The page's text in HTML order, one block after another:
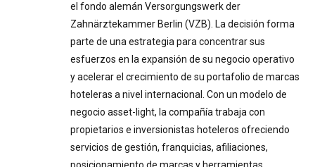
el fondo alemán Versorgungswerk der
Zahnärztekammer Berlin (VZB). La decisión forma
parte de una estrategia para concentrar sus
esfuerzos en la expansión de su negocio operativo
y acelerar el crecimiento de su portafolio de marcas
hoteleras a nivel internacional. Con un modelo de
negocio asset-light, la compañía trabaja con
propietarios e inversionistas hoteleros ofreciendo
servicios de gestión, franquicias, afiliaciones,